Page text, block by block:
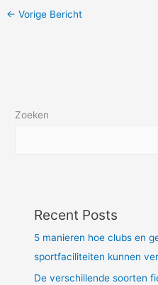
← Vorige Bericht
Zoeken
Recent Posts
5 manieren hoe clubs en
sportfaciliteiten kunnen
De verschillende soorten